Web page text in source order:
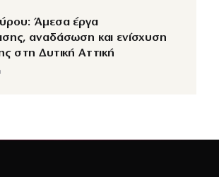
Άμεσα έργα
αναδάσωση και ενίσχυση
στη Δυτική Αττική